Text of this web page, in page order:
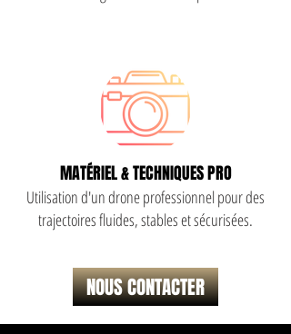
MATÉRIEL & TECHNIQUES PRO
Utilisation d'un drone professionnel pour des
trajectoires fluides, stables et sécurisées.
NOUS CONTACTER